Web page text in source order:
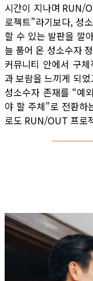
시간이 지나며 RUN/
로젝트”라기보다, 성
할 수 있는 발판을 깔
늘 품어 온 성소수자
커뮤니티 안에서 구
과 보람을 느끼게 되
성소수자 존재를 “예
야 할 주체”로 전환하
로도 RUN/OUT 프로